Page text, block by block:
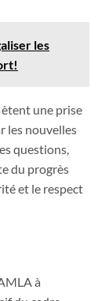
les
une prise
les nouvelles
questions,
du progrès
et le respect
à